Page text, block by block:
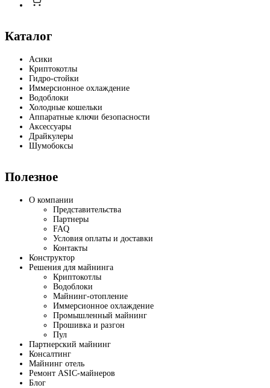
Каталог
Асики
Криптокотлы
Гидро-стойки
Иммерсионное охлаждение
Водоблоки
Холодные кошельки
Аппаратные ключи безопасности
Аксессуары
Драйкулеры
Шумобоксы
Полезное
О компании
Представительства
Партнеры
FAQ
Условия оплаты и доставки
Контакты
Конструктор
Решения для майнинга
Криптокотлы
Водоблоки
Майнинг-отопление
Иммерсионное охлаждение
Промышленный майнинг
Прошивка и разгон
Пул
Партнерский майнинг
Консалтинг
Майнинг отель
Ремонт ASIC-майнеров
Блог